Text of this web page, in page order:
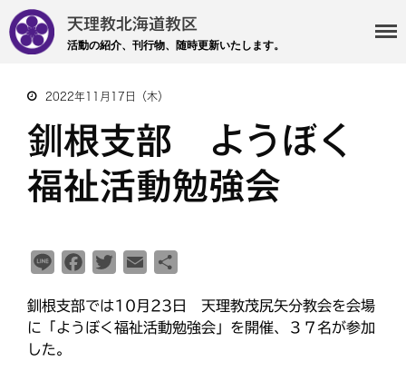
・主事 支部長 各部各会
・布教部
・災救隊
検索
天理教北海道教区
活動の紹介、刊行物、随時更新いたします。
2022年11月17日（木）
釧根支部 ようぼく
福祉活動勉強会
n
e
c
e
i
t
a
i
釧根支部では10月23日 天理教茂尻矢分教会を会場
に「ようぼく福祉活動勉強会」を開催、３７名が参加
した。